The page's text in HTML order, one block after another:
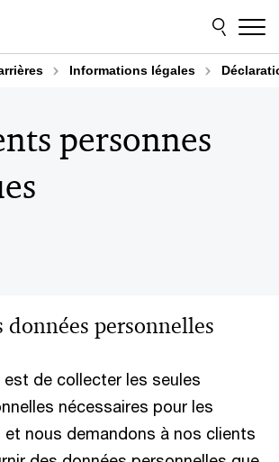
Informations légales
personnes
données personnelles
de collecter les seules
nécessaires pour les
nous demandons à nos clients